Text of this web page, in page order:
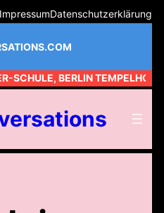
ImpressumDatenschutzerklärung
SCHULE, BERLIN TEMPELHOF //